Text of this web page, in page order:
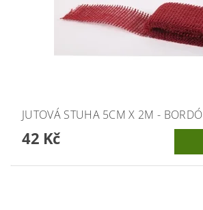
JUTOVÁ STUHA 5CM X 2M - BORDÓ
42 Kč